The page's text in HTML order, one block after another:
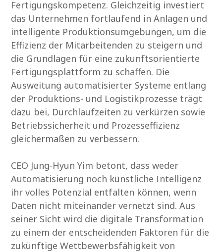
Fertigungskompetenz. Gleichzeitig investiert
das Unternehmen fortlaufend in Anlagen und
intelligente Produktionsumgebungen, um die
Effizienz der Mitarbeitenden zu steigern und
die Grundlagen für eine zukunftsorientierte
Fertigungsplattform zu schaffen. Die
Ausweitung automatisierter Systeme entlang
der Produktions- und Logistikprozesse trägt
dazu bei, Durchlaufzeiten zu verkürzen sowie
Betriebssicherheit und Prozesseffizienz
gleichermaßen zu verbessern.
CEO Jung-Hyun Yim betont, dass weder
Automatisierung noch künstliche Intelligenz
ihr volles Potenzial entfalten können, wenn
Daten nicht miteinander vernetzt sind. Aus
seiner Sicht wird die digitale Transformation
zu einem der entscheidenden Faktoren für die
zukünftige Wettbewerbsfähigkeit von